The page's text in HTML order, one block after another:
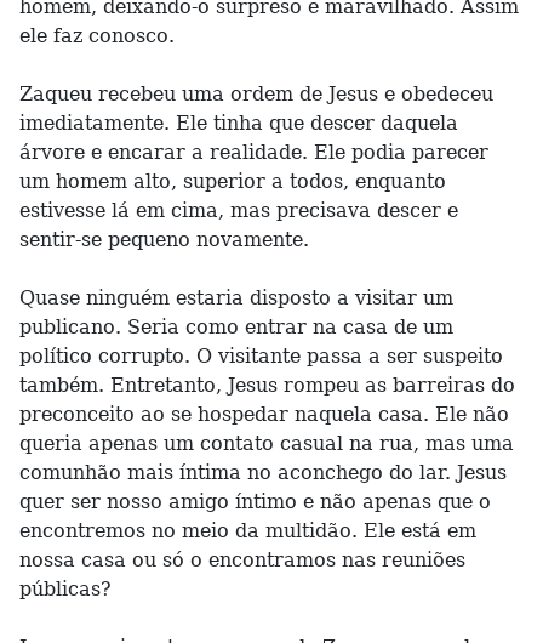
homem, deixando-o surpreso e maravilhado. Assim
ele faz conosco.
Zaqueu recebeu uma ordem de Jesus e obedeceu
imediatamente. Ele tinha que descer daquela
árvore e encarar a realidade. Ele podia parecer
um homem alto, superior a todos, enquanto
estivesse lá em cima, mas precisava descer e
sentir-se pequeno novamente.
Quase ninguém estaria disposto a visitar um
publicano. Seria como entrar na casa de um
político corrupto. O visitante passa a ser suspeito
também. Entretanto, Jesus rompeu as barreiras do
preconceito ao se hospedar naquela casa. Ele não
queria apenas um contato casual na rua, mas uma
comunhão mais íntima no aconchego do lar. Jesus
quer ser nosso amigo íntimo e não apenas que o
encontremos no meio da multidão. Ele está em
nossa casa ou só o encontramos nas reuniões
públicas?